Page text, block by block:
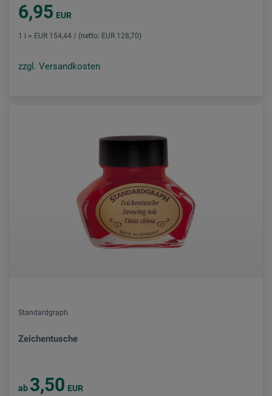
6,95 EUR
1 l = EUR 154,44 / (netto: EUR 128,70)
zzgl. Versandkosten
Standardgraph
Zeichentusche
ab 3,50 EUR